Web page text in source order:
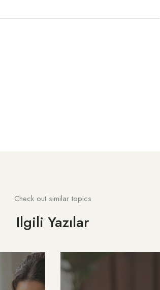
Check out similar topics
Ilgili Yazılar